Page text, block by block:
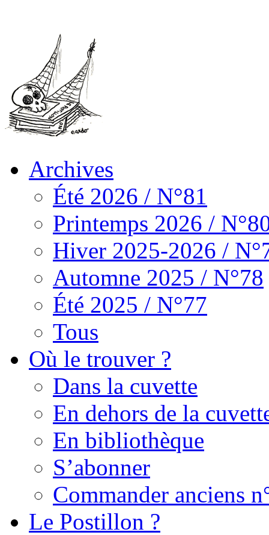
Archives
Été 2026 / N°81
Printemps 2026 /
Hiver 2025-2026 /
Automne 2025 / N°78
Été 2025 / N°77
Tous
Où le trouver ?
Dans la cuvette
En dehors de la
En bibliothèque
S’abonner
Commander anciens
Le Postillon ?